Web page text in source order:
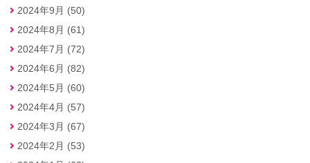
2024年9月 (50)
2024年8月 (61)
2024年7月 (72)
2024年6月 (82)
2024年5月 (60)
2024年4月 (57)
2024年3月 (67)
2024年2月 (53)